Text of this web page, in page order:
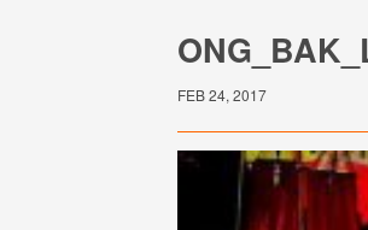
FEB 24, 2017